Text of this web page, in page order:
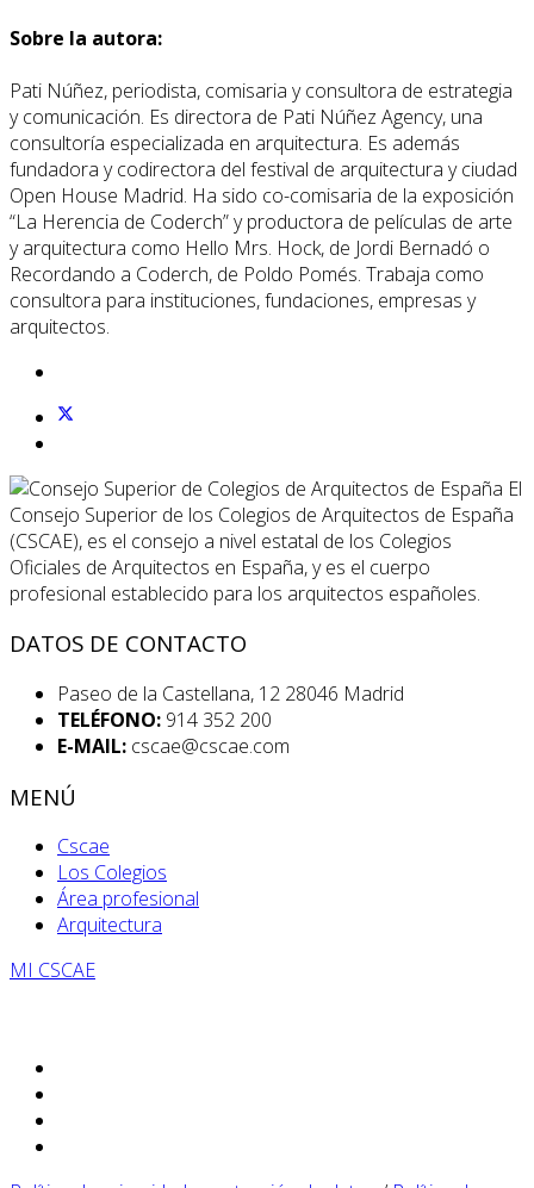
Sobre la autora:
Pati Núñez, periodista, comisaria y consultora de estrategia
y comunicación. Es directora de Pati Núñez Agency, una
consultoría especializada en arquitectura. Es además
fundadora y codirectora del festival de arquitectura y ciudad
Open House Madrid. Ha sido co-comisaria de la exposición
“La Herencia de Coderch” y productora de películas de arte
y arquitectura como Hello Mrs. Hock, de Jordi Bernadó o
Recordando a Coderch, de Poldo Pomés. Trabaja como
consultora para instituciones, fundaciones, empresas y
arquitectos.
El
Consejo Superior de los Colegios de Arquitectos de España
(CSCAE), es el consejo a nivel estatal de los Colegios
Oficiales de Arquitectos en España, y es el cuerpo
profesional establecido para los arquitectos españoles.
DATOS DE CONTACTO
Paseo de la Castellana, 12 28046 Madrid
TELÉFONO: 914 352 200
E-MAIL: cscae@cscae.com
MENÚ
Cscae
Los Colegios
Área profesional
Arquitectura
MI CSCAE